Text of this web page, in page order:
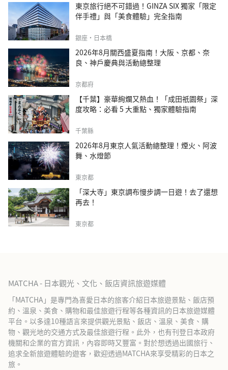
東京旅行絕不可錯過！GINZA SIX 獨家「限定
伴手禮」與「美食體驗」完全指南
銀座・日本橋
2026年8月關西盛夏指南！大阪、京都、奈
良、神戶慶典與活動總整理
京都府
【千葉】豪華絢爛又熱血！「成田祇園祭」深
度攻略：必看 5 大重點、獨家體驗指南
千葉縣
2026年8月東京人氣活動總整理！煙火、阿波
舞、水燈節
東京都
「深大寺」東京調布慢步調一日遊！去了還想
再去！
東京都
MATCHA - 日本觀光、文化、飯店資訊旅遊媒體
「MATCHA」是專門為喜愛日本的旅客介紹日本旅遊景點、飯店預
約、溫泉、美食、購物和最佳旅遊行程等各種資訊的日本旅遊媒體
平台。以多達10種語言來提供觀光景點、飯店、溫泉、美食、購
物、觀光地的交通方式及最佳旅遊行程。此外，也有刊登日本政府
機關和企業的官方資訊，內容即時又豐富。對於想透過出國旅行、
追求全新旅遊體驗的遊客，歡迎透過MATCHA來享受精彩的日本之
旅。